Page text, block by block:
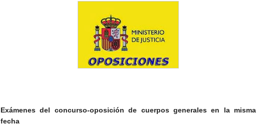
Exámenes del concurso-oposición de cuerpos generales en la misma
fecha